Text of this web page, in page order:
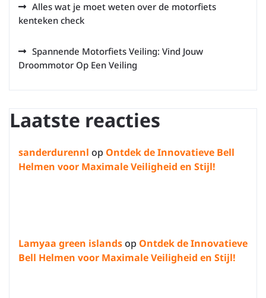
Alles wat je moet weten over de motorfiets
kenteken check
Spannende Motorfiets Veiling: Vind Jouw
Droommotor Op Een Veiling
Laatste reacties
sanderdurennl op Ontdek de Innovatieve Bell
Helmen voor Maximale Veiligheid en Stijl!
Lamyaa green islandsop Ontdek de Innovatieve
Bell Helmen voor Maximale Veiligheid en Stijl!